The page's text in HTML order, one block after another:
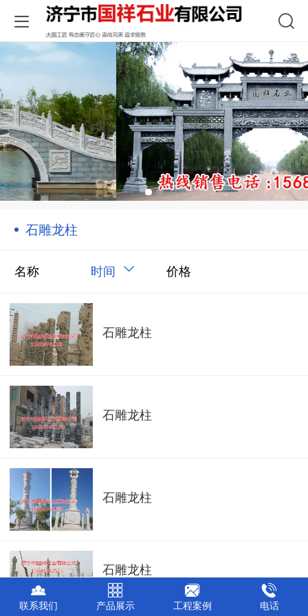
石雕龙柱
名称 时间 价格
石雕龙柱
石雕龙柱
石雕龙柱
石雕龙柱
联系我们 产品展示 工程案例 电话